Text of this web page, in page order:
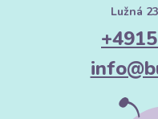
Lužná